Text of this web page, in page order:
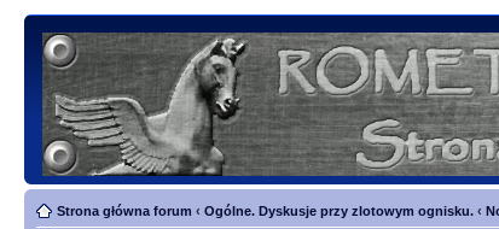
Strona główna forum ‹ Ogólne. Dyskusje przy zlotowym ognisku. ‹